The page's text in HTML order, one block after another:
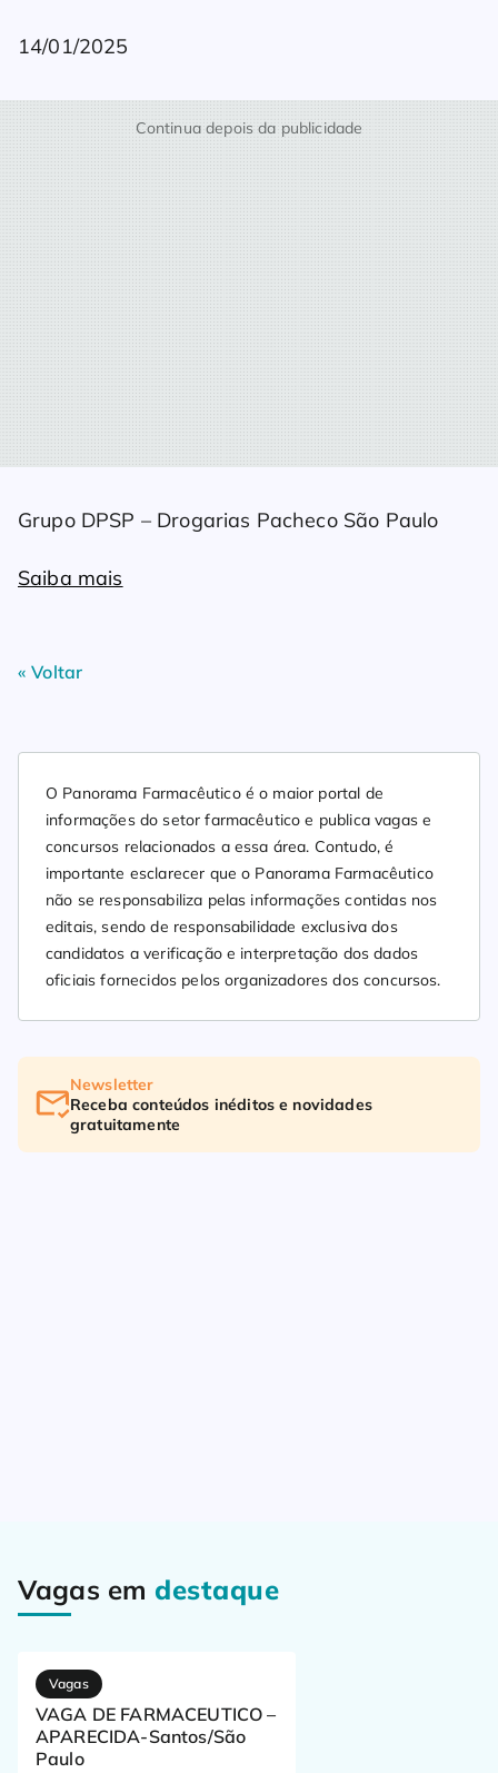
14/01/2025
Continua depois da publicidade
Grupo DPSP – Drogarias Pacheco São Paulo
Saiba mais
« Voltar
O Panorama Farmacêutico é o maior portal de
informações do setor farmacêutico e publica vagas e
concursos relacionados a essa área. Contudo, é
importante esclarecer que o Panorama Farmacêutico
não se responsabiliza pelas informações contidas nos
editais, sendo de responsabilidade exclusiva dos
candidatos a verificação e interpretação dos dados
oficiais fornecidos pelos organizadores dos concursos.
Newsletter
Receba conteúdos inéditos e novidades
gratuitamente
Vagas em destaque
Vagas
VAGA DE FARMACEUTICO –
APARECIDA-Santos/São
Paulo